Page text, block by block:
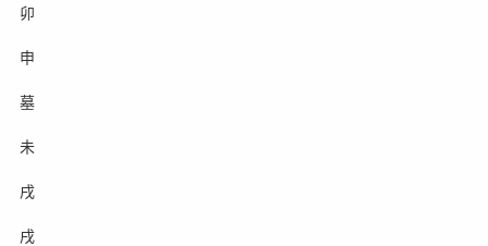
卯
申
墓
未
戌
戌